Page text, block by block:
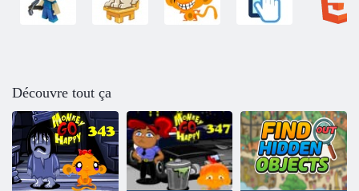
Découvre tout ça